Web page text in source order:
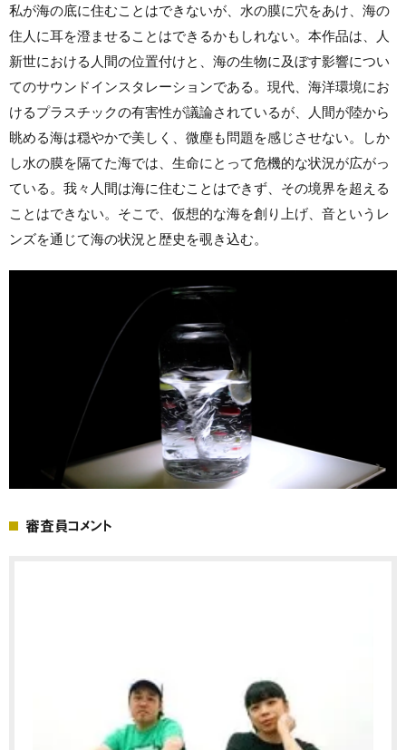
私が海の底に住むことはできないが、水の膜に穴をあけ、海の
住人に耳を澄ませることはできるかもしれない。本作品は、人
新世における人間の位置付けと、海の生物に及ぼす影響につい
てのサウンドインスタレーションである。現代、海洋環境にお
けるプラスチックの有害性が議論されているが、人間が陸から
眺める海は穏やかで美しく、微塵も問題を感じさせない。しか
し水の膜を隔てた海では、生命にとって危機的な状況が広がっ
ている。我々人間は海に住むことはできず、その境界を超える
ことはできない。そこで、仮想的な海を創り上げ、音というレ
ンズを通じて海の状況と歴史を覗き込む。
審査員コメント